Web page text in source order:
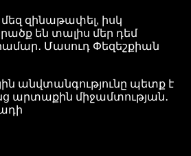
մեզ զինաթափել, իսկ
են տալիս մեր դեմ
Մասուդ Փեզեշքիան
անվտանգությունը պետք է
արտաքին միջամտության․